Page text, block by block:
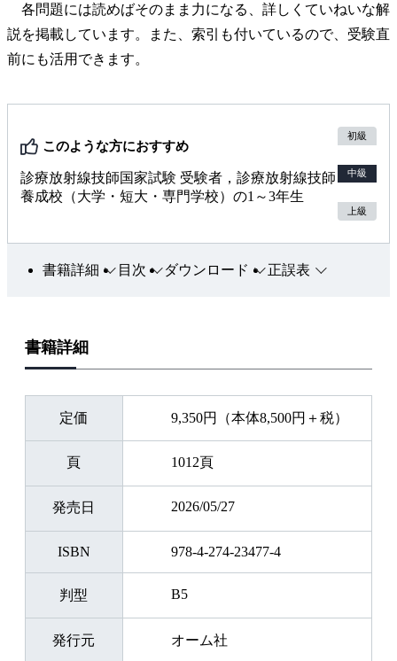
各問題には読めばそのまま力になる、詳しくていねいな解
説を掲載しています。また、索引も付いているので、受験直
前にも活用できます。
このような方におすすめ
診療放射線技師国家試験 受験者，診療放射線技師
養成校（大学・短大・専門学校）の1～3年生
初級
中級
上級
書籍詳細 目次 ダウンロード 正誤表
書籍詳細
定価 9,350円（本体8,500円＋税）
頁 1012頁
発売日 2026/05/27
ISBN 978-4-274-23477-4
判型 B5
発行元 オーム社